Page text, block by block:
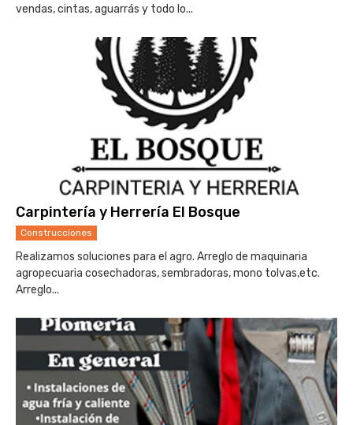
vendas, cintas, aguarrás y todo lo...
Carpintería y Herrería El Bosque
Construcciones
Realizamos soluciones para el agro. Arreglo de maquinaria
agropecuaria cosechadoras, sembradoras, mono tolvas,etc.
Arreglo...